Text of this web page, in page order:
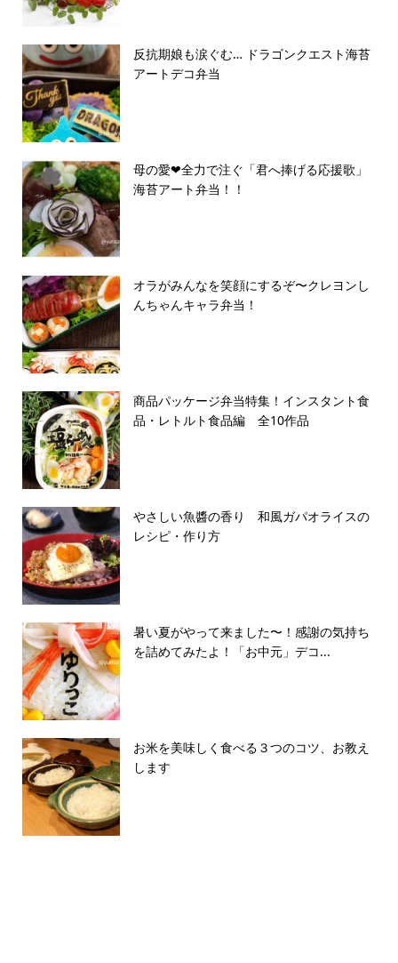
反抗期娘も涙ぐむ… ドラゴンクエスト海苔
アートデコ弁当
母の愛❤︎全力で注ぐ「君へ捧げる応援歌」
海苔アート弁当！！
オラがみんなを笑顔にするぞ〜クレヨンし
んちゃんキャラ弁当！
商品パッケージ弁当特集！インスタント食
品・レトルト食品編 全10作品
やさしい魚醬の香り 和風ガパオライスの
レシピ・作り方
暑い夏がやって来ました〜！感謝の気持ち
を詰めてみたよ！「お中元」デコ...
お米を美味しく食べる３つのコツ、お教え
します